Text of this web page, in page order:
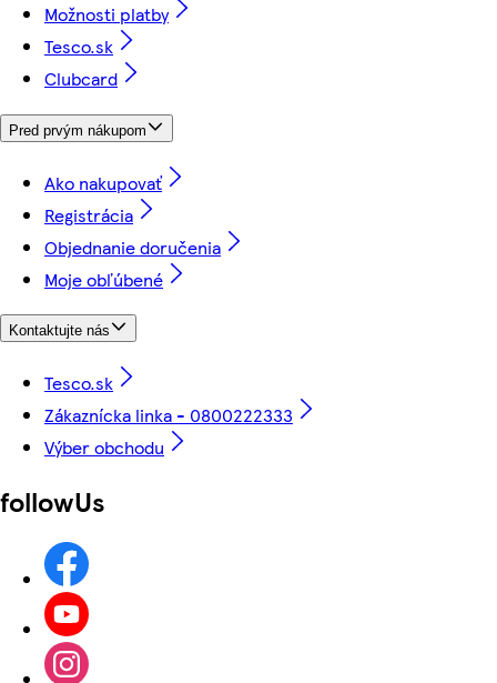
Možnosti platby
Tesco.sk
Clubcard
Pred prvým nákupom
Ako nakupovať
Registrácia
Objednanie doručenia
Moje obľúbené
Kontaktujte nás
Tesco.sk
Zákaznícka linka - 0800222333
Výber obchodu
followUs